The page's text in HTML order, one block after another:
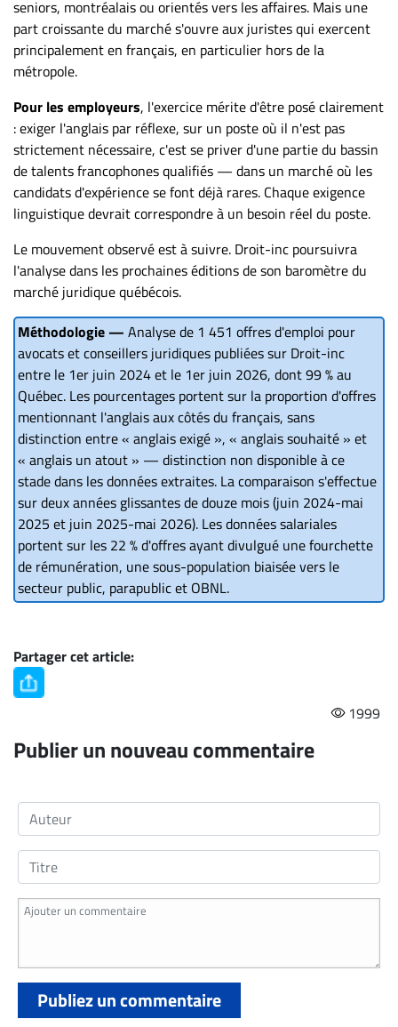
seniors, montréalais ou orientés vers les affaires. Mais une
part croissante du marché s'ouvre aux juristes qui exercent
principalement en français, en particulier hors de la
métropole.
Pour les employeurs, l'exercice mérite d'être posé clairement
: exiger l'anglais par réflexe, sur un poste où il n'est pas
strictement nécessaire, c'est se priver d'une partie du bassin
de talents francophones qualifiés — dans un marché où les
candidats d'expérience se font déjà rares. Chaque exigence
linguistique devrait correspondre à un besoin réel du poste.
Le mouvement observé est à suivre. Droit-inc poursuivra
l'analyse dans les prochaines éditions de son baromètre du
marché juridique québécois.
Méthodologie— Analyse de 1 451 offres d'emploi pour
avocats et conseillers juridiques publiées sur Droit-inc
entre le 1er juin 2024 et le 1er juin 2026, dont 99 % au
Québec. Les pourcentages portent sur la proportion d'offres
mentionnant l'anglais aux côtés du français, sans
distinction entre « anglais exigé », « anglais souhaité » et
« anglais un atout » — distinction non disponible à ce
stade dans les données extraites. La comparaison s'effectue
sur deux années glissantes de douze mois (juin 2024-mai
2025 et juin 2025-mai 2026). Les données salariales
portent sur les 22 % d'offres ayant divulgué une fourchette
de rémunération, une sous-population biaisée vers le
secteur public, parapublic et OBNL.
Partager cet article:
1999
Publier un nouveau commentaire
Publiez un commentaire